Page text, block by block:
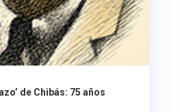
de Chibás: 75 años